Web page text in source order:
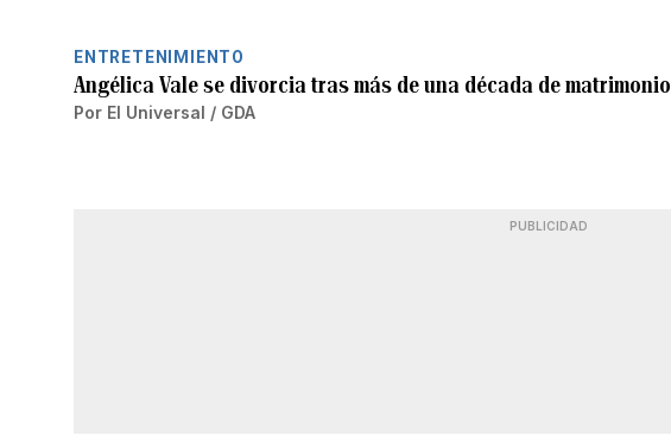
ENTRETENIMIENTO
Angélica Vale se divorcia tras más de una década de matrimonio
Por El Universal / GDA
PUBLICIDAD